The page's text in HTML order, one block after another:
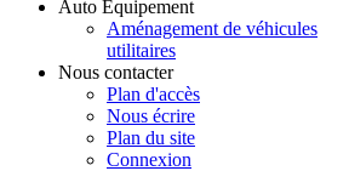
Auto Equipement
Aménagement de véhicules
utilitaires
Nous contacter
Plan d'accès
Nous écrire
Plan du site
Connexion